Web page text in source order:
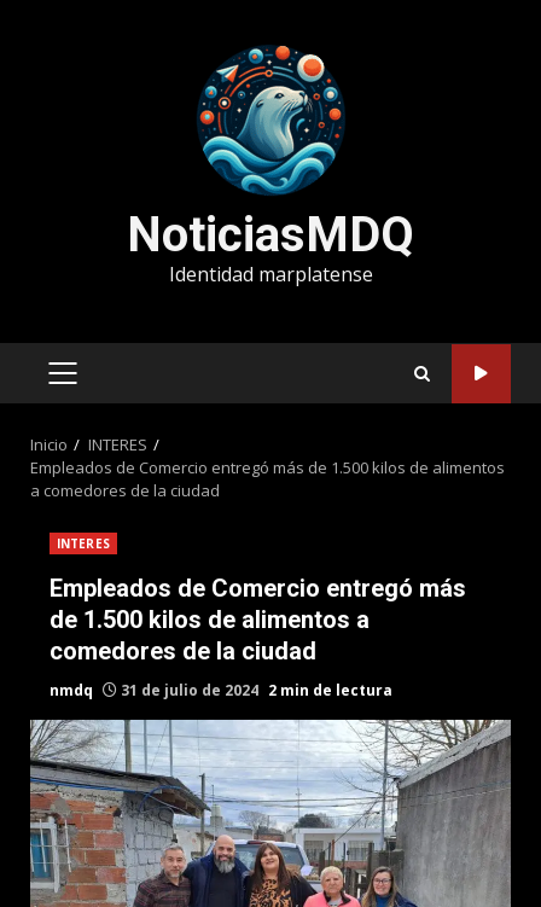
NoticiasMDQ
Identidad marplatense
MENÚ
Inicio
INTERES
Empleados de Comercio entregó más de 1.500 kilos de alimentos
a comedores de la ciudad
INTERES
Empleados de Comercio entregó más
de 1.500 kilos de alimentos a
comedores de la ciudad
nmdq 31 de julio de 2024 2 min de lectura